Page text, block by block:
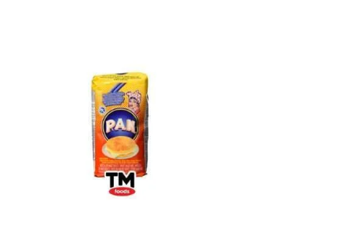
Sweet
Corn
Mix
Cachapa
1lb
cantidad